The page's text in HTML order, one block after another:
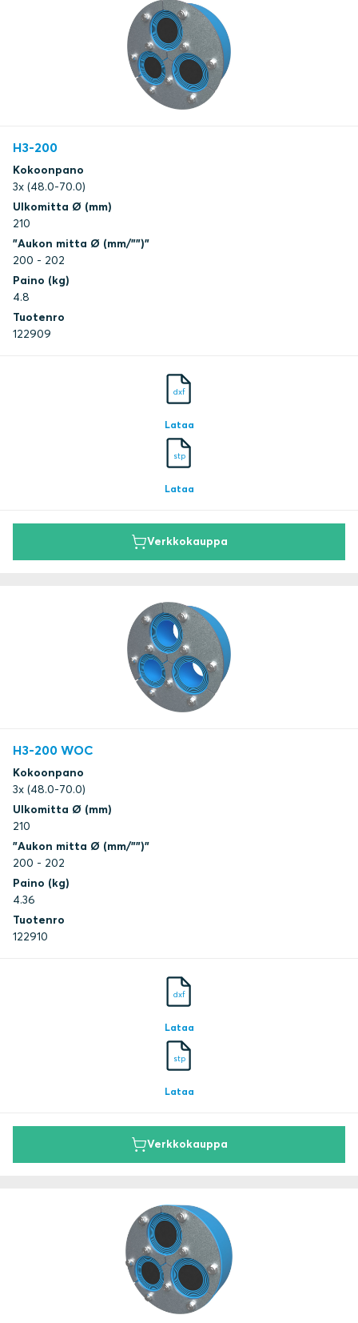
H3-200
Kokoonpano
3x (48.0-70.0)
Ulkomitta Ø (mm)
210
"Aukon mitta Ø (mm/"")"
200 - 202
Paino (kg)
4.8
Tuotenro
122909
dxf
Lataa
stp
Lataa
Verkkokauppa
H3-200 WOC
Kokoonpano
3x (48.0-70.0)
Ulkomitta Ø (mm)
210
"Aukon mitta Ø (mm/"")"
200 - 202
Paino (kg)
4.36
Tuotenro
122910
dxf
Lataa
stp
Lataa
Verkkokauppa